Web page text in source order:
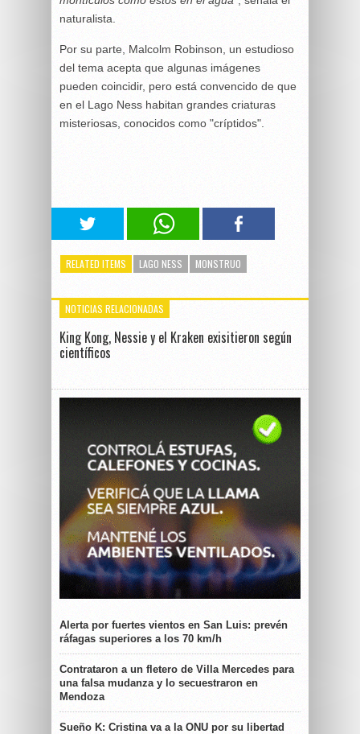
naturalista.
Por su parte, Malcolm Robinson, un estudioso
del tema acepta que algunas imágenes
pueden coincidir, pero está convencido de que
en el Lago Ness habitan grandes criaturas
misteriosas, conocidos como "críptidos".
RELATED ITEMS LAGO NESS MONSTRUO
NOTICIAS RELACIONADAS
King Kong, Nessie y el Kraken exisitieron según
científicos
Alerta por fuertes vientos en San Luis: prevén
ráfagas superiores a los 70 km/h
Contrataron a un fletero de Villa Mercedes para
una falsa mudanza y lo secuestraron en
Mendoza
Sueño K: Cristina va a la ONU por su libertad